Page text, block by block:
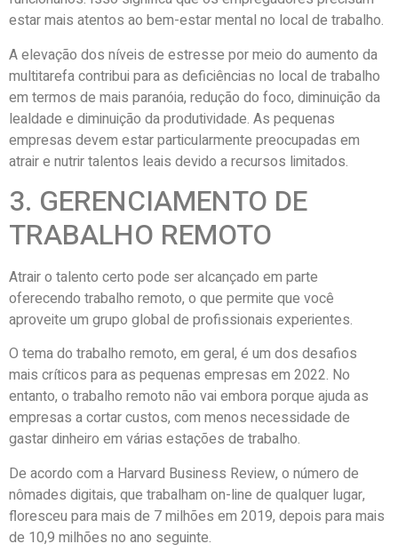
estar mais atentos ao bem-estar mental no local de trabalho.
A elevação dos níveis de estresse por meio do aumento da
multitarefa contribui para as deficiências no local de trabalho
em termos de mais paranóia, redução do foco, diminuição da
lealdade e diminuição da produtividade. As pequenas
empresas devem estar particularmente preocupadas em
atrair e nutrir talentos leais devido a recursos limitados.
3. GERENCIAMENTO DE
TRABALHO REMOTO
Atrair o talento certo pode ser alcançado em parte
oferecendo trabalho remoto, o que permite que você
aproveite um grupo global de profissionais experientes.
O tema do trabalho remoto, em geral, é um dos desafios
mais críticos para as pequenas empresas em 2022. No
entanto, o trabalho remoto não vai embora porque ajuda as
empresas a cortar custos, com menos necessidade de
gastar dinheiro em várias estações de trabalho.
De acordo com a Harvard Business Review, o número de
nômades digitais, que trabalham on-line de qualquer lugar,
floresceu para mais de 7 milhões em 2019, depois para mais
de 10,9 milhões no ano seguinte.